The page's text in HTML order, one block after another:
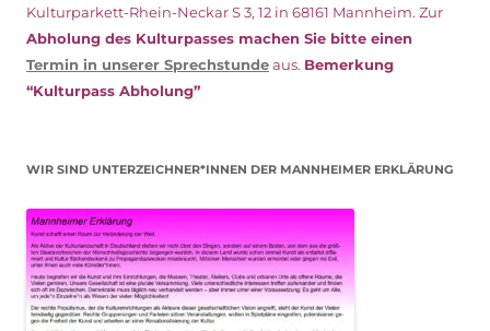
Kulturparkett-Rhein-Neckar S 3, 12 in 68161 Mannheim. Zur
Abholung des Kulturpasses machen Sie bitte einen
Termin in unserer Sprechstundeaus. Bemerkung
“Kulturpass Abholung”
WIR SIND UNTERZEICHNER*INNEN DER MANNHEIMER ERKLÄRUNG